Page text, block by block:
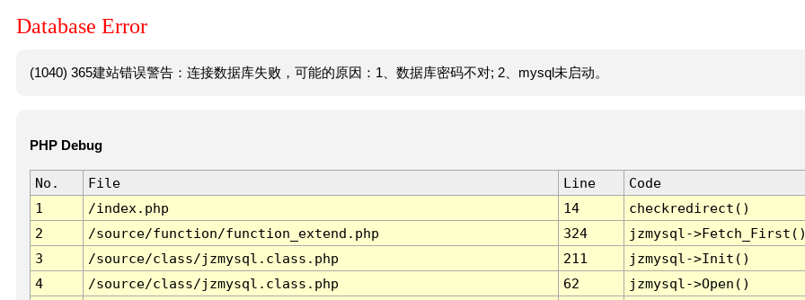
Database Error
(1040) 365建站错误警告：连接数据库失败，可能的原因：1、数据库密码不对; 2、mysql未启动。
PHP Debug
No. File Line
Code
1
/index.php 14
checkredirect()
2
/source/function/function_extend.php 324
jzmysql-
3
/source/class/jzmysql.class.php 211
jzmysql->Init()
4
/source/class/jzmysql.class.php 62
jzmysql->Open()